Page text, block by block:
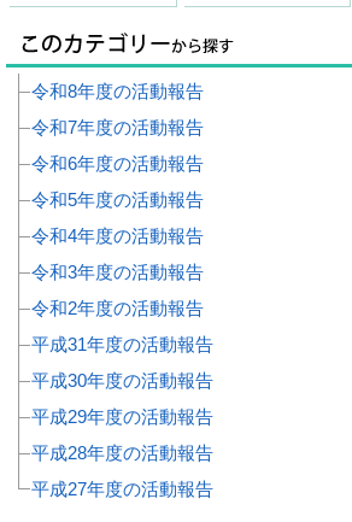
令和8年度の活動報告
令和7年度の活動報告
令和6年度の活動報告
令和5年度の活動報告
令和4年度の活動報告
令和3年度の活動報告
令和2年度の活動報告
平成31年度の活動報告
平成30年度の活動報告
平成29年度の活動報告
平成28年度の活動報告
平成27年度の活動報告